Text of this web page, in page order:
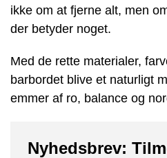
ikke om at fjerne alt, men
der betyder noget.
Med de rette materialer,
barbordet blive et naturligt
emmer af ro, balance og
Nyhedsbrev: